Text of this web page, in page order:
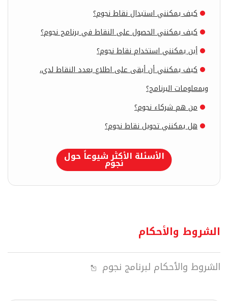
الأسئلة الأكثر شيوعاً حول
نجوم
كيف يمكنني استبدال نقاط نجوم؟
كيف يمكنني الحصول على النقاط في برنامج نجوم؟
أين يمكنني استخدام نقاط نجوم؟
كيف يمكنني أن أبقى على اطلاع بعدد النقاط لدي،
وبمعلومات البرنامج؟
من هم شركاء نجوم؟
هل يمكنني تحويل نقاط نجوم؟
الشروط والأحكام
الشروط والأحكام لبرنامج نجوم